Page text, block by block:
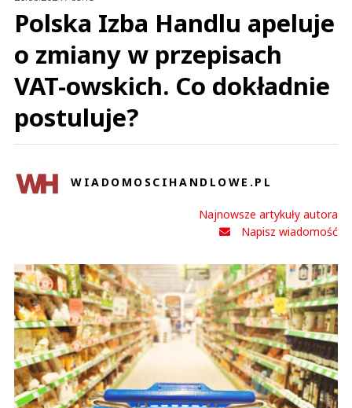
Polska Izba Handlu apeluje
o zmiany w przepisach
VAT-owskich. Co dokładnie
postuluje?
WIADOMOSCIHANDLOWE.PL
Najnowsze artykuły autora
Napisz wiadomość